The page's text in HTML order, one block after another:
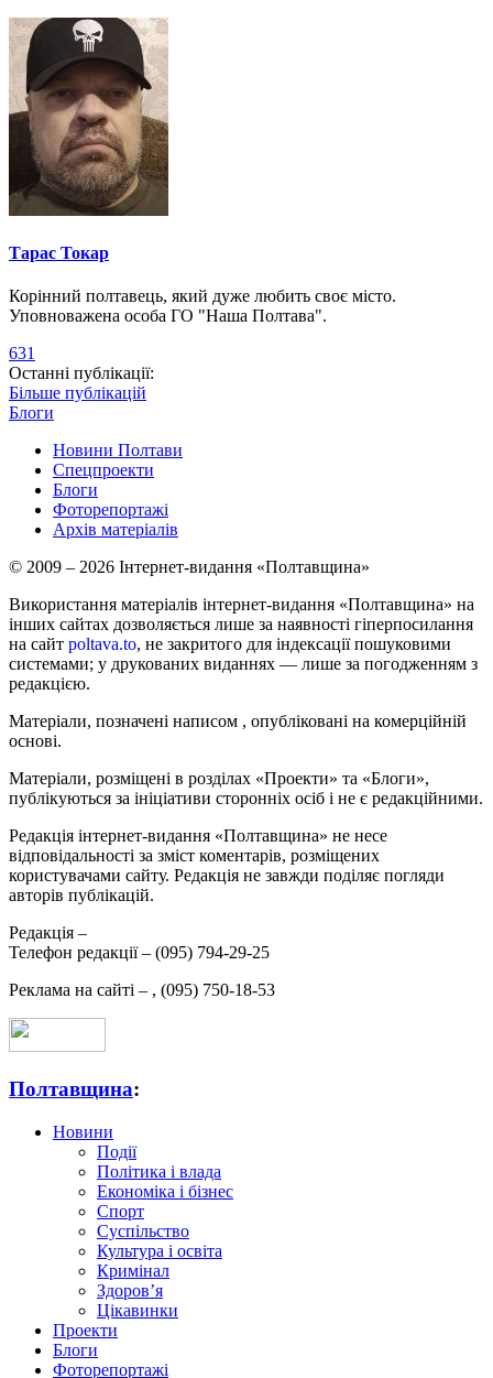
Тарас Токар
Корінний полтавець, який дуже любить своє місто.
Уповноважена особа ГО "Наша Полтава".
631
Останні публікації:
Більше публікацій
Блоги
Новини Полтави
Спецпроекти
Блоги
Фоторепортажі
Архів матеріалів
© 2009 – 2026 Інтернет-видання «Полтавщина»
Використання матеріалів інтернет-видання «Полтавщина» на
інших сайтах дозволяється лише за наявності гіперпосилання
на сайт poltava.to, не закритого для індексації пошуковими
системами; у друкованих виданнях — лише за погодженням з
редакцією.
Матеріали, позначені написом , опубліковані на комерційній
основі.
Матеріали, розміщені в розділах «Проекти» та «Блоги»,
публікуються за ініціативи сторонніх осіб і не є редакційними.
Редакція інтернет-видання «Полтавщина» не несе
відповідальності за зміст коментарів, розміщених
користувачами сайту. Редакція не завжди поділяє погляди
авторів публікацій.
Редакція –
Телефон редакції – (095) 794-29-25
Реклама на сайті – , (095) 750-18-53
Полтавщина:
Новини
Події
Політика і влада
Економіка і бізнес
Спорт
Суспільство
Культура і освіта
Кримінал
Здоров’я
Цікавинки
Проекти
Блоги
Фоторепортажі